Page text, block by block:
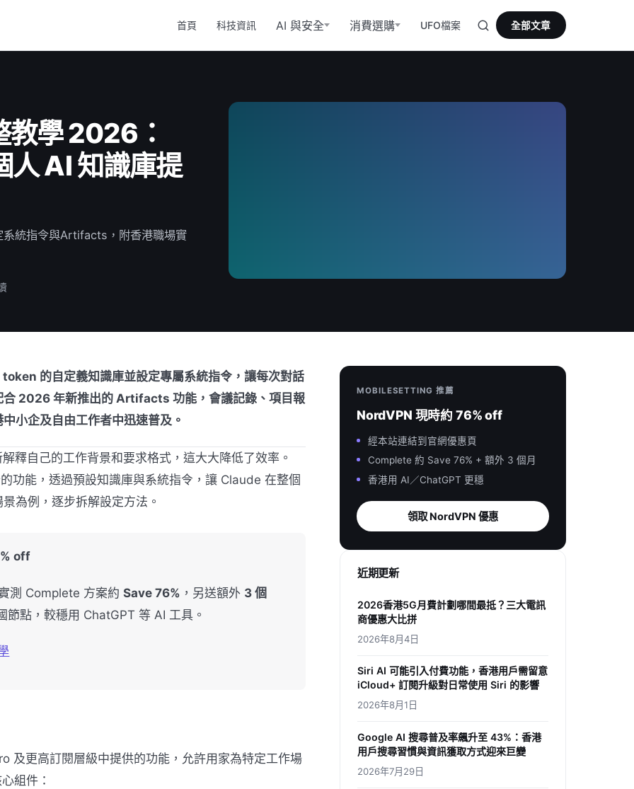
首頁 科技資訊 AI 與安全 消費選購 UFO檔案 全部文章
學 2026：
人 AI 知識庫提
統指令與Artifacts，附香港職場實
的自定義知識庫並設定專屬系統指令，讓每次對話
合 2026 年新推出的 Artifacts 功能，會議記錄、項目報
小企及自由工作者中迅速普及。
釋自己的工作背景和要求格式，這大大降低了效率。
功能，透過預設知識庫與系統指令，讓 Claude 在整個
為例，逐步拆解設定方法。
off
測 Complete 方案約Save 76% ，另送額外 3 個
點，較穩用 ChatGPT 等 AI 工具。
更高訂閱層級中提供的功能，允許用家為特定工作場
組件：
MOBILESETTING 推薦
NordVPN 現時約 76% off
經本站連結到官網優惠頁
Complete 約 Save 76% + 額外 3 個月
香港用 AI／ChatGPT 更穩
領取 NordVPN 優惠
近期更新
2026香港5G月費計劃哪間最抵？三大電訊
商優惠大比拼
2026年8月4日
Siri AI 可能引入付費功能，香港用戶需留意
iCloud+ 訂閱升級對日常使用 Siri 的影響
2026年8月1日
Google AI 搜尋普及率飆升至 43%：香港
用戶搜尋習慣與資訊獲取方式迎來巨變
2026年7月29日